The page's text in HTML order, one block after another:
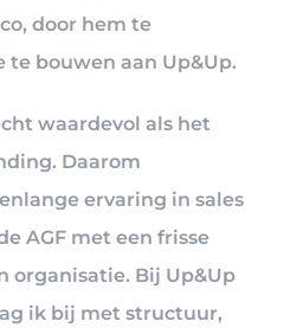
door hem te
bouwen aan Up&Up.
waardevol als het
Daarom
ervaring in sales
AGF met een frisse
organisatie. Bij Up&Up
ik bij met structuur,